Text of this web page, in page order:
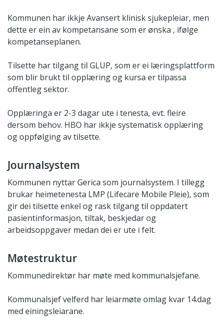
Kommunen har ikkje Avansert klinisk sjukepleiar, men
dette er ein av kompetansane som er ønska , ifølge
kompetanseplanen.
Tilsette har tilgang til GLUP, som er ei læringsplattform
som blir brukt til opplæring og kursa er tilpassa
offentleg sektor.
Opplæringa er 2-3 dagar ute i tenesta, evt. fleire
dersom behov. HBO har ikkje systematisk opplæring
og oppfølging av tilsette.
Journalsystem
Kommunen nyttar Gerica som journalsystem. I tillegg
brukar heimetenesta LMP (Lifecare Mobile Pleie), som
gir dei tilsette enkel og rask tilgang til oppdatert
pasientinformasjon, tiltak, beskjedar og
arbeidsoppgaver medan dei er ute i felt.
Møtestruktur
Kommunedirektør har møte med kommunalsjefane.
Kommunalsjef velferd har leiarmøte omlag kvar 14.dag
med einingsleiarane.